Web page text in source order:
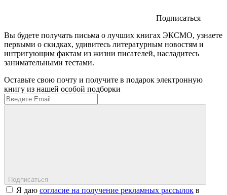
Подписаться
Вы будете получать письма о лучших книгах ЭКСМО, узнаете
первыми о скидках, удивитесь литературным новостям и
интригующим фактам из жизни писателей, насладитесь
занимательными тестами.
Оставьте свою почту и получите в подарок электронную
книгу из нашей особой подборки
Подписаться
Я даю согласие на получение рекламных рассылок в